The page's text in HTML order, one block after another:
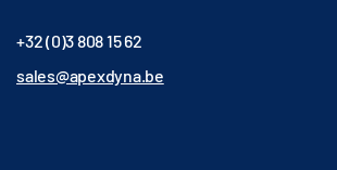
+32 (0)3 808 15 62
sales@apexdyna.be